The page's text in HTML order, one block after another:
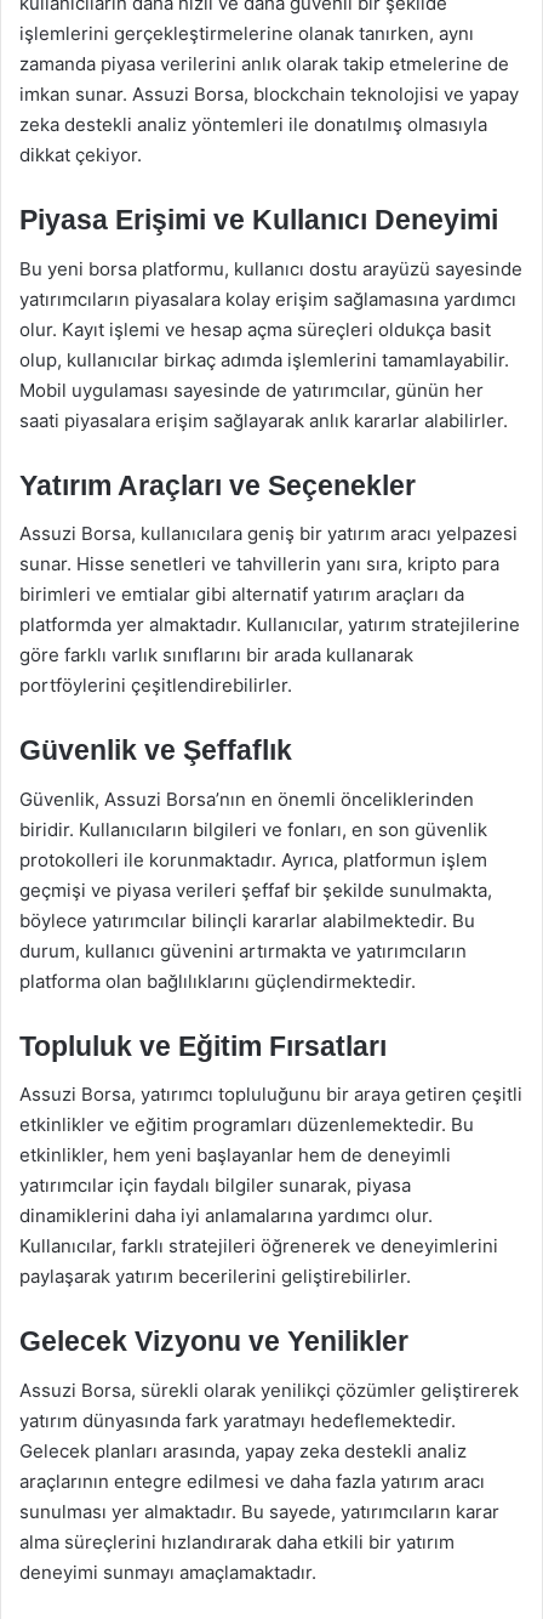
işlemlerini gerçekleştirmelerine olanak tanırken, aynı
zamanda piyasa verilerini anlık olarak takip etmelerine de
imkan sunar. Assuzi Borsa, blockchain teknolojisi ve yapay
zeka destekli analiz yöntemleri ile donatılmış olmasıyla
dikkat çekiyor.
Piyasa Erişimi ve Kullanıcı Deneyimi
Bu yeni borsa platformu, kullanıcı dostu arayüzü sayesinde
yatırımcıların piyasalara kolay erişim sağlamasına yardımcı
olur. Kayıt işlemi ve hesap açma süreçleri oldukça basit
olup, kullanıcılar birkaç adımda işlemlerini tamamlayabilir.
Mobil uygulaması sayesinde de yatırımcılar, günün her
saati piyasalara erişim sağlayarak anlık kararlar alabilirler.
Yatırım Araçları ve Seçenekler
Assuzi Borsa, kullanıcılara geniş bir yatırım aracı yelpazesi
sunar. Hisse senetleri ve tahvillerin yanı sıra, kripto para
birimleri ve emtialar gibi alternatif yatırım araçları da
platformda yer almaktadır. Kullanıcılar, yatırım stratejilerine
göre farklı varlık sınıflarını bir arada kullanarak
portföylerini çeşitlendirebilirler.
Güvenlik ve Şeffaflık
Güvenlik, Assuzi Borsa’nın en önemli önceliklerinden
biridir. Kullanıcıların bilgileri ve fonları, en son güvenlik
protokolleri ile korunmaktadır. Ayrıca, platformun işlem
geçmişi ve piyasa verileri şeffaf bir şekilde sunulmakta,
böylece yatırımcılar bilinçli kararlar alabilmektedir. Bu
durum, kullanıcı güvenini artırmakta ve yatırımcıların
platforma olan bağlılıklarını güçlendirmektedir.
Topluluk ve Eğitim Fırsatları
Assuzi Borsa, yatırımcı topluluğunu bir araya getiren çeşitli
etkinlikler ve eğitim programları düzenlemektedir. Bu
etkinlikler, hem yeni başlayanlar hem de deneyimli
yatırımcılar için faydalı bilgiler sunarak, piyasa
dinamiklerini daha iyi anlamalarına yardımcı olur.
Kullanıcılar, farklı stratejileri öğrenerek ve deneyimlerini
paylaşarak yatırım becerilerini geliştirebilirler.
Gelecek Vizyonu ve Yenilikler
Assuzi Borsa, sürekli olarak yenilikçi çözümler geliştirerek
yatırım dünyasında fark yaratmayı hedeflemektedir.
Gelecek planları arasında, yapay zeka destekli analiz
araçlarının entegre edilmesi ve daha fazla yatırım aracı
sunulması yer almaktadır. Bu sayede, yatırımcıların karar
alma süreçlerini hızlandırarak daha etkili bir yatırım
deneyimi sunmayı amaçlamaktadır.